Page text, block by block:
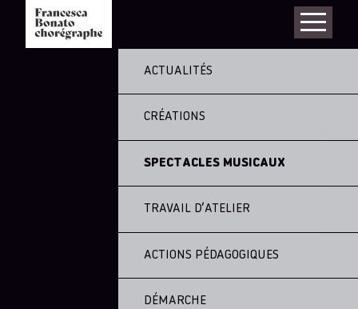
ACTUALITÉS
CRÉATIONS
SPECTACLES MUSICAUX
TRAVAIL D’ATELIER
ACTIONS PÉDAGOGIQUES
DÉMARCHE